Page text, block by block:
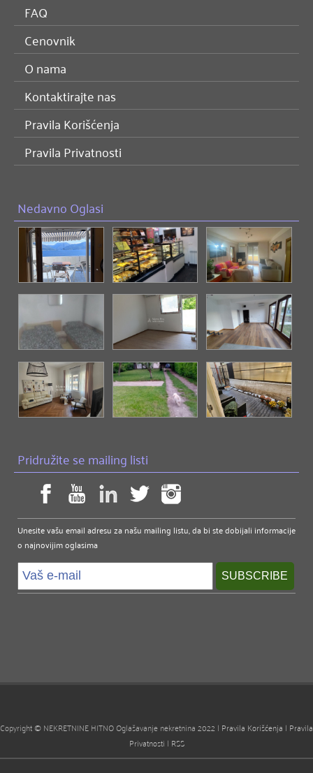
FAQ
Cenovnik
O nama
Kontaktirajte nas
Pravila Korišćenja
Pravila Privatnosti
Nedavno Oglasi
Pridružite se mailing listi
Unesite vašu email adresu za našu mailing listu, da bi ste dobijali informacije
o najnovijim oglasima
Copyright © NEKRETNINE HITNO Oglašavanje nekretnina 2022 | Pravila Korišćenja | Pravila
Privatnosti | RSS